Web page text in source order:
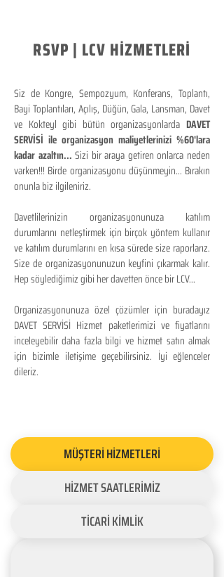
RSVP | LCV HİZMETLERİ
Siz de Kongre, Sempozyum, Konferans, Toplantı,
Bayi Toplantıları, Açılış, Düğün, Gala, Lansman, Davet
ve Kokteyl gibi bütün organizasyonlarda DAVET
SERVİSİ ile organizasyon maliyetlerinizi %60'lara
kadar azaltın...Sizi bir araya getiren onlarca neden
varken!!! Birde organizasyonu düşünmeyin... Bırakın
onunla biz ilgileniriz.
Davetlilerinizin organizasyonunuza katılım
durumlarını netleştirmek için birçok yöntem kullanır
ve katılım durumlarını en kısa sürede size raporlarız.
Size de organizasyonunuzun keyfini çıkarmak kalır.
Hep söylediğimiz gibi her davetten önce bir LCV...
Organizasyonunuza özel çözümler için buradayız
DAVET SERVİSİ Hizmet paketlerimizi ve fiyatlarını
inceleyebilir daha fazla bilgi ve hizmet satın almak
için bizimle iletişime geçebilirsiniz. İyi eğlenceler
dileriz.
MÜŞTERİ HİZMETLERİ
HİZMET SAATLERİMİZ
TİCARİ KİMLİK